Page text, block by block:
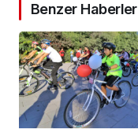
Benzer Haberler